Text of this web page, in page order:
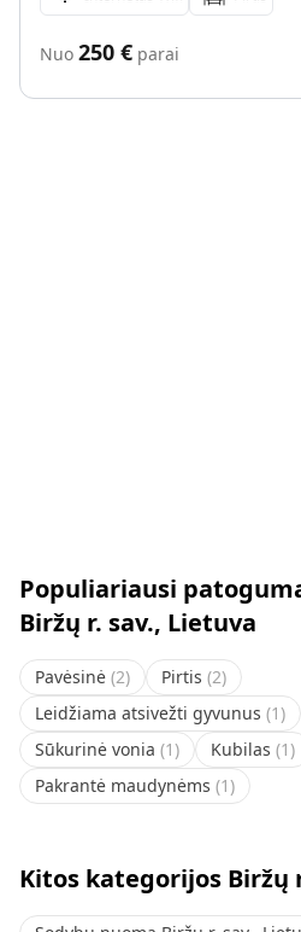
Nuo 250 € parai
Populiariausi
Biržų r. sav., Lietuva
Pavėsinė (2) Pirtis (2)
Leidžiama atsivežti gyvunus (1)
Sūkurinė vonia (1) Kubilas (1)
Pakrantė maudynėms (1)
Kitos kategorijos Biržų